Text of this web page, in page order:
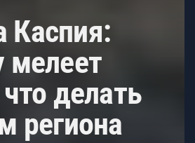
мелеет
делать
региона